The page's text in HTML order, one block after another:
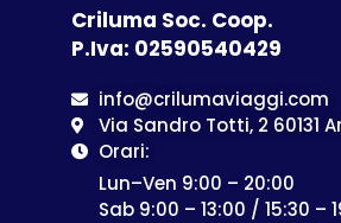
Criluma Soc. Coop.
P.Iva: 02590540429
info@crilumaviaggi.com
Via Sandro Totti, 2 60131
Orari:
Lun–Ven 9:00 – 20:00
Sab 9:00 – 13:00 / 15:30 –